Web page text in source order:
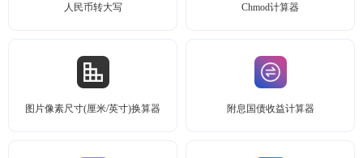
人民币转大写 Chmod计算器
图片像素尺寸(厘米/英寸)换算器 附息国债收益计算器